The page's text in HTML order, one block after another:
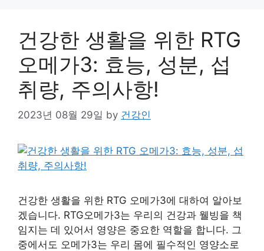
건강한 생활을 위한 RTG
오메가3: 효능, 성분, 섭
취량, 주의사항!
2023년 08월 29일 by 건강인
건강한 생활을 위한 RTG 오메가3에 대하여 알아보
겠습니다. RTG오메가3는 우리의 건강과 웰빙을 책
임지는 데 있어서 영양은 중요한 역할을 합니다. 그
중에서도 오메가3는 우리 몸에 필수적인 영양소로